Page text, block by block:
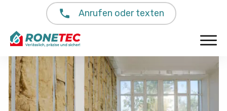
Anrufen oder texten